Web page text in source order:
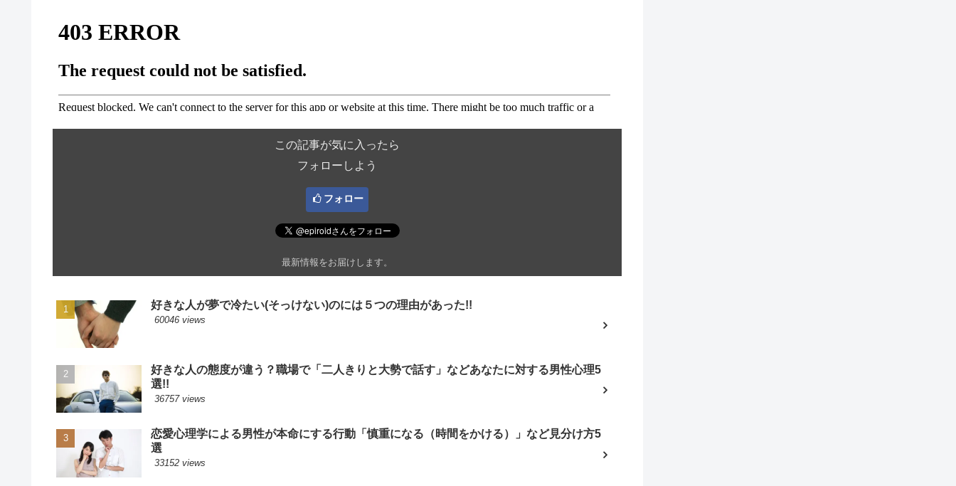
この記事が気に入ったら
フォローしよう
フォロー
最新情報をお届けします。
好きな人が夢で冷たい(そっけない)のには５つの理由があった!!
60046 views
好きな人の態度が違う？職場で「二人きりと大勢で話す」などあなたに対する男性心理5
選!!
36757 views
恋愛心理学による男性が本命にする行動「慎重になる（時間をかける）」など見分け方5
選
33152 views